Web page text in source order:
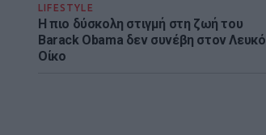
LIFESTYLE
Η πιο δύσκολη στιγμή στη ζωή του
Barack Obama δεν συνέβη στον Λευκό
Οίκο